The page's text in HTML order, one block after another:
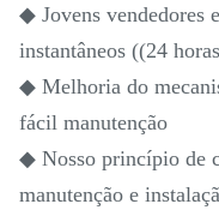
◆ Jovens vendedores
instantâneos ((24
◆ Melhoria do
fácil manutenção
◆ Nosso princípio de
manutenção e